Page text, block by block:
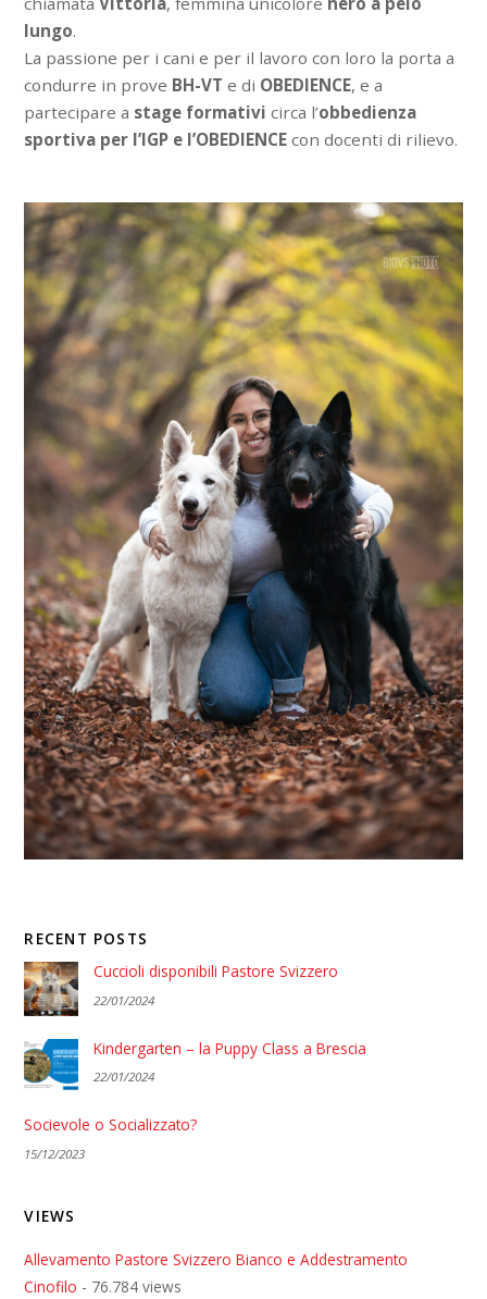
lungo.
La passione per i cani e per il lavoro con loro la porta a
condurre in prove BH-VT e di OBEDIENCE, e a
partecipare a stage formativi circa l’obbedienza
sportiva per l’IGP e l’OBEDIENCE con docenti di rilievo.
RECENT POSTS
Cuccioli disponibili Pastore Svizzero
22/01/2024
Kindergarten – la Puppy Class a Brescia
22/01/2024
Socievole o Socializzato?
15/12/2023
VIEWS
Allevamento Pastore Svizzero Bianco e Addestramento
Cinofilo - 76.784 views